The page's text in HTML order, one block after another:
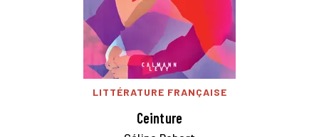
LITTÉRATURE FRANÇAISE
Ceinture